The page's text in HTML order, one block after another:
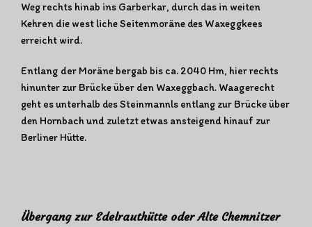
Weg rechts hinab ins Garberkar, durch das in weiten
Kehren die west liche Seitenmoräne des Waxeggkees
erreicht wird.
Entlang der Moräne bergab bis ca. 2040 Hm, hier rechts
hinunter zur Brücke über den Waxeggbach. Waagerecht
geht es unterhalb des Steinmannls entlang zur Brücke über
den Hornbach und zuletzt etwas ansteigend hinauf zur
Berliner Hütte.
Übergang zur Edelrauthütte oder Alte Chemnitzer